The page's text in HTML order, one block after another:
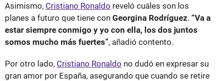
Asimismo, Cristiano Ronaldo reveló cuáles son los
planes a futuro que tiene con Georgina Rodríguez. “Va a
estar siempre conmigo y yo con ella, los dos juntos
somos mucho más fuertes”, añadió contento.
Por otro lado, Cristiano Ronaldo no dudó en expresar su
gran amor por España, asegurando que cuando se retire